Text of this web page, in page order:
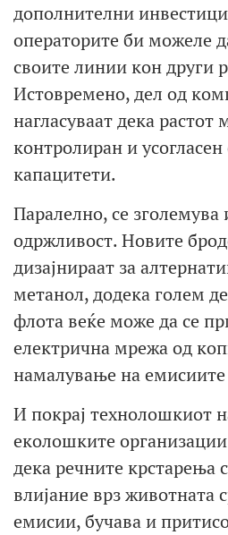
дополнителни
операторите би можеле
своите линии кон други
Истовремено, дел од
нагласуваат дека растот
контролиран и усогласен
капацитети.
Паралелно, се зголемува
одржливост. Новите
дизајнираат за
метанол, додека голем
флота веќе може да се
електрична мрежа од
намалување на
И покрај технолошкиот
еколошките
дека речните крстарења
влијание врз животната
емисии, бучава и